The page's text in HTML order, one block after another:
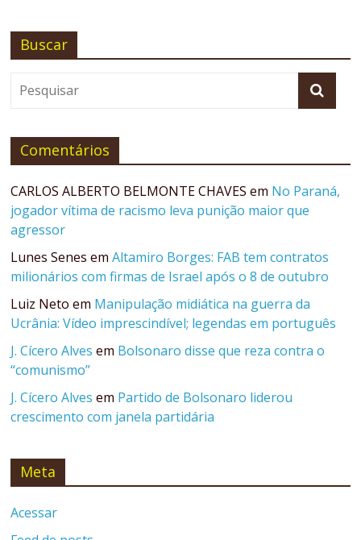
Buscar
Comentários
CARLOS ALBERTO BELMONTE CHAVES em No Paraná,
jogador vítima de racismo leva punição maior que
agressor
Lunes Senes emAltamiro Borges: FAB tem contratos
milionários com firmas de Israel após o 8 de outubro
Luiz Neto em Manipulação midiática na guerra da
Ucrânia: Vídeo imprescindível; legendas em português
J. Cícero Alves em Bolsonaro disse que reza contra o
“comunismo”
J. Cícero Alves em Partido de Bolsonaro liderou
crescimento com janela partidária
Meta
Acessar